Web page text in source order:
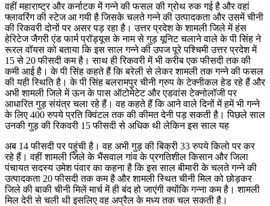
वहीं महाराष्ट्र और कर्नाटक में गन्ने की फसल की ग्रोथ रुक गई है और वहां
फ्लावरिंग की स्टेज आ गयी है जिसके चलते गन्ने की उत्पादकता और उसमें चीनी
की रिकवरी दोनों पर असर पड़ रहा है। उत्तर प्रदेश के शामली जिले में हंस
हेरिटेज जैगरी एंड फार्म प्रॉड्यूस के नाम से गुड़ यूनिट चलाने वाले के पी सिंह ने
रूरल वॉयस को बताया कि इस साल गन्ने की उपज पूरे पश्चिमी उत्तर प्रदेश में
15 से 20 फीसदी कम है। साथ ही रिकवरी में भी करीब एक फीसदी तक की
कमी आई है। के पी सिंह कहते हैं कि बरेली से लेकर शामली तक गन्ने की फसल
की यही स्थिति है। के पी सिंह बलरामपुर चीनी ग्रुप के टेक्नीकल हेड रहे हैं और
अभी शामली जिले में ऊन के पास ऑटोमेटेट और एडवांस टेक्नोलॉजी पर
आधारित गुड़ संयंत्र चला रहे हैं। वह कहते हैं कि आने वाले दिनों में हमें भी गन्ने
के लिए 400 रुपये प्रति क्विंटल तक की कीमत देनी पड़ सकती है। पिछले साल
उनकी गुड़ की रिकवरी 15 फीसदी से अधिक थी लेकिन इस साल यह
अब 14 फीसदी पर पहुंची है। वह अभी गुड़ की बिक्री 33 रुपये किलो पर कर
रहे हैं। वहीं शामली जिले के भैंसवाल गांव के प्रगतिशील किसान और जिला
पंचायत सदस्य उमेश पंवार का कहना है कि इस साल बीमारी के चलते गन्ने की
उत्पादकता 20 फीसदी तक कम है और शामली स्थित चीनी मिल को छोड़कर
जिले की बाकी चीनी मिलें मार्च में ही बंद हो जाएंगी क्योंकि गन्ना कम है। शामली
मिल देरी से चली थी इसलिए वह अप्रैल के मध्य तक चल सकती है।